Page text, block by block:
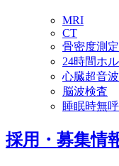
MRI
CT
骨密度測
24時間ホ
心臓超音
脳波検査
睡眠時無呼
採用・募集情